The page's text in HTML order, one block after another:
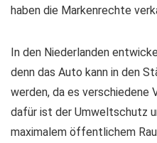
haben die Markenrechte
In den Niederlanden
denn das Auto kann in den
werden, da es verschiedene
dafür ist der Umweltschutz
maximalem öffentlichem